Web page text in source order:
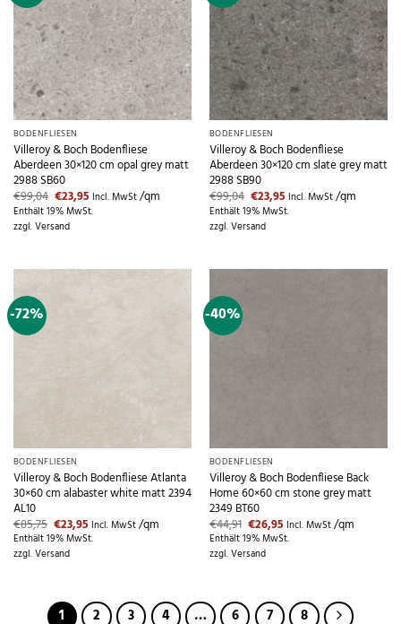
BODENFLIESEN
Villeroy & Boch Bodenfliese
Aberdeen 30×120 cm opal grey matt
2988 SB60
€99,04 Ursprünglicher
Preis
war:
€99,04
€23,95Aktueller
Preis
ist:
Incl. MwSt/qm
Enthält 19% MwSt.
zzgl.Versand
BODENFLIESEN
Villeroy & Boch Bodenfliese
Aberdeen 30×120 cm slate grey matt
2988 SB90
€99,04 Ursprünglicher
Preis
war:
€99,04
€23,95Aktueller
Preis
ist:
Incl. MwSt/qm
Enthält 19% MwSt.
zzgl.Versand
-72%
BODENFLIESEN
Villeroy & Boch Bodenfliese Atlanta
30×60 cm alabaster white matt 2394
AL10
€85,75 Ursprünglicher
Preis
war:
€85,75
€23,95Aktueller
Preis
ist:
Incl. MwSt/qm
Enthält 19% MwSt.
zzgl.Versand
-40%
BODENFLIESEN
Villeroy & Boch Bodenfliese Back
Home 60×60 cm stone grey matt
2349 BT60
€44,91 Ursprünglicher
Preis
war:
€44,91
€26,95Aktueller
Preis
ist:
Incl. MwSt/qm
Enthält 19% MwSt.
zzgl.Versand
1 2 3 4 … 6 7 8